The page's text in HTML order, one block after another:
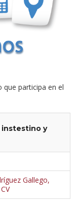
que participa en el
instestino y
Gallego,
CV